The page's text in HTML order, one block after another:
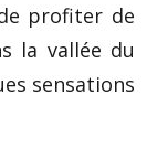
profiter de
la vallée du
sensations